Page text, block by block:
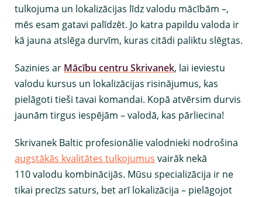
tulkojuma un lokalizācijas līdz valodu mācībām –,
mēs esam gatavi palīdzēt. Jo katra papildu valoda ir
kā jauna atslēga durvīm, kuras citādi paliktu slēgtas.
Sazinies ar Mācību centru Skrivanek, lai ieviestu
valodu kursus un lokalizācijas risinājumus, kas
pielāgoti tieši tavai komandai. Kopā atvērsim durvis
jaunām tirgus iespējām – valodā, kas pārliecina!
Skrivanek Baltic profesionālie valodnieki nodrošina
augstākās kvalitātes tulkojumus vairāk nekā
110 valodu kombinācijās. Mūsu specializācija ir ne
tikai precīzs saturs, bet arī lokalizācija – pielāgojot